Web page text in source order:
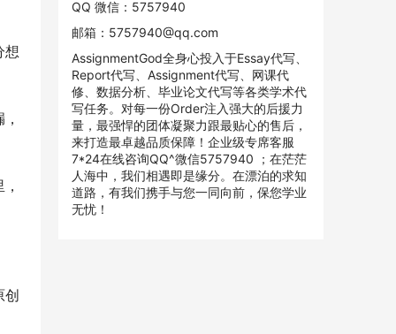
想
创
QQ 微信：5757940
邮箱： 5757940@qq.com
AssignmentGod全身心投入于Essay代写、
Report代写、Assignment代写、网课代
修、数据分析、毕业论文代写等各类学术代
写任务。对每一份Order注入强大的后援力
量，最强悍的团体凝聚力跟最贴心的售后，
来打造最卓越品质保障！企业级专席客服
7*24在线咨询QQ^微信5757940 ；在茫茫
人海中，我们相遇即是缘分。在漂泊的求知
道路，有我们携手与您一同向前，保您学业
无忧！